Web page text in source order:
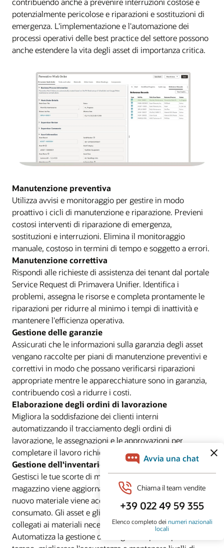
potenzialmente pericolose e riparazioni e sostituzioni di
emergenza. L'implementazione e l'automazione dei
processi operativi delle best practice del settore possono
anche estendere la vita degli asset di importanza critica.
Manutenzione preventiva
Utilizza avvisi e monitoraggio per gestire in modo
proattivo i cicli di manutenzione e riparazione. Previeni
costosi interventi di riparazione di emergenza,
sostituzioni e interruzioni. Elimina il monitoraggio
manuale, costoso in termini di tempo e soggetto a errori.
Manutenzione correttiva
Rispondi alle richieste di assistenza dei tenant dal portale
Service Request di Primavera Unifier. Identifica i
problemi, assegna le risorse e completa prontamente le
riparazioni per ridurre al minimo i tempi di inattività e
mantenere l'efficienza operativa.
Gestione delle garanzie
Assicurati che le informazioni sulla garanzia degli asset
vengano raccolte per piani di manutenzione preventivi e
correttivi in modo che possano verificarsi riparazioni
appropriate mentre le apparecchiature sono in garanzia,
contribuendo così a ridurre i costi.
Elaborazione degli ordini di lavorazione
Migliora la soddisfazione dei clienti interni
automatizzando il tracciamento degli ordini di
lavorazione, le assegnazioni e le approvazioni per
completare il lavoro richiesto più velocemente.
Gestione dell'inventario
Gestisci le tue scorte di materiali in base alla location. Il
magazzino viene aggiornato in modo dinamico quando il
nuovo materiale viene acquistato e ricevuto o
consumato. Gli asset e gli ordini di lavorazione sono
collegati ai materiali necessari per la manutenzione.
Automatizza la gestione del magazzino per risparmiare